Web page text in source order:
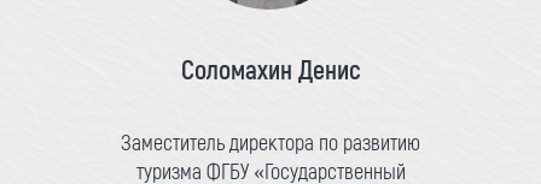
Соломахин Денис
Заместитель директора по развитию
туризма ФГБУ «Государственный